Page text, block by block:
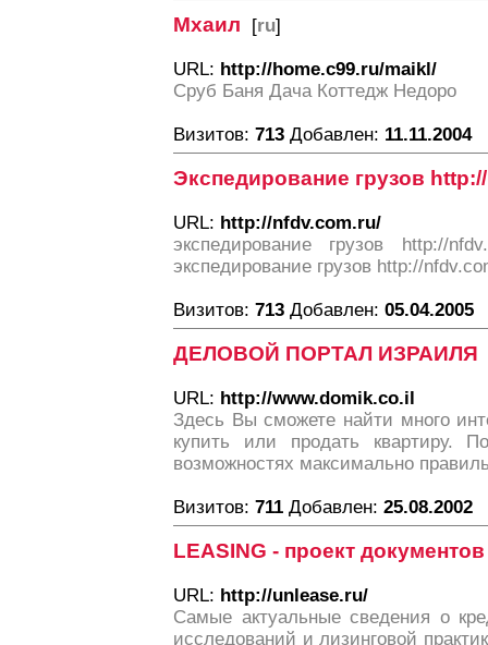
Мхаил [ru]
URL: http://home.c99.ru/maikl/
Сруб Баня Дача Коттедж Недоро
Визитов: 713 Добавлен: 11.11.2004
Экспедирование грузов
URL: http://nfdv.com.ru/
экспедирование грузов http://
экспедирование грузов http://
Визитов: 713 Добавлен: 05.04.2005
ДЕЛОВОЙ ПОРТАЛ ИЗРАИЛЯ
URL: http://www.domik.co.il
Здесь Вы сможете найти много
купить или продать квартиру.
возможностях максимально
Визитов: 711 Добавлен: 25.08.2002
LEASING - проект
URL: http://unlease.ru/
Самые актуальные сведения о
исследований и лизинговой